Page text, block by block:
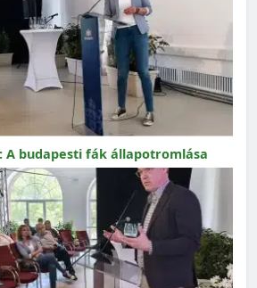
A budapesti fák állapotromlása